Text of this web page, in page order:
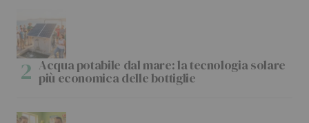
Acqua potabile dal mare: la tecnologia solare
più economica delle bottiglie